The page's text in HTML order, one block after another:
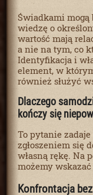
Świadkami mogą
wiedzę o
wartość mają
a nie na tym, co
Identyfikacja i
element, w
również służyć
Dlaczego
kończy się
To pytanie
zgłoszeniem się
własną rękę. Na
możemy
Konfrontacja